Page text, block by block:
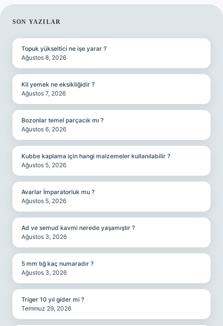
SIDEBAR
SON YAZILAR
Topuk yükseltici ne işe yarar ?
Ağustos 8, 2026
Kil yemek ne eksikliğidir ?
Ağustos 7, 2026
Bozonlar temel parçacık mı ?
Ağustos 6, 2026
Kubbe kaplama için hangi malzemeler kullanılabilir ?
Ağustos 5, 2026
Avarlar İmparatorluk mu ?
Ağustos 5, 2026
Ad ve semud kavmi nerede yaşamıştır ?
Ağustos 3, 2026
5 mm tığ kaç numaradır ?
Ağustos 3, 2026
Triger 10 yıl gider mi ?
Temmuz 29, 2026